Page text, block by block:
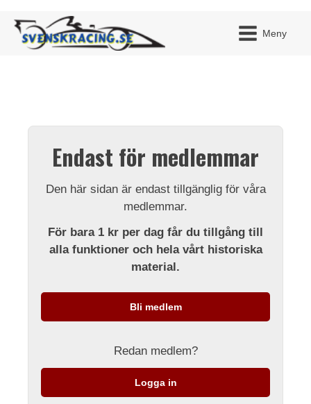
Meny
Endast för medlemmar
Den här sidan är endast tillgänglig för våra
medlemmar.
För bara 1 kr per dag får du tillgång till
alla funktioner och hela vårt historiska
material.
Bli medlem
Redan medlem?
Logga in